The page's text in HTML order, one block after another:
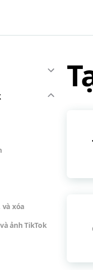
và xóa
ảnh TikTok